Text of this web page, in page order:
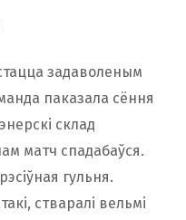
задаволеным
паказала сёння
склад
матч спадабаўся.
гульня.
стваралі вельмі